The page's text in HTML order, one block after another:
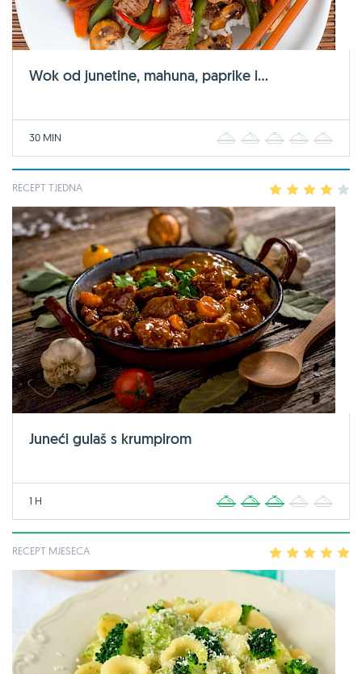
Wok od junetine, mahuna, paprike i...
30 MIN 2 3 4
RECEPT TJEDNA 2 3 4
Juneći gulaš s krumpirom
1 H 2 3 4
RECEPT MJESECA 2 3 4